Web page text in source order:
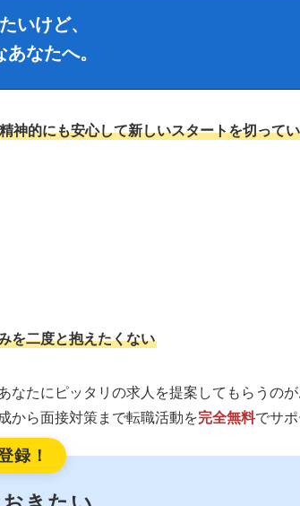
いけど、
なたへ。
神的にも安心して新しいスタートを切って
を二度と抱えたくない
なたにピッタリの求人を提案してもらうの
から面接対策まで転職活動を完全無料でサポ
録！